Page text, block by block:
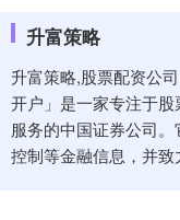
升富策略
升富策略,股票配资公
开户」是一家专注于
服务的中国证券公司
控制等金融信息，并致